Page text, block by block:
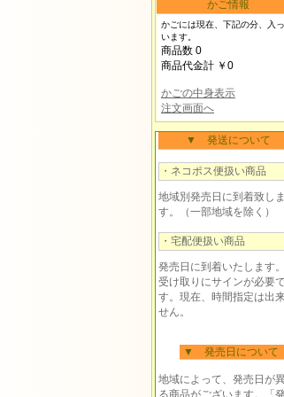
かご情報
かごには現在、下記の分、入
います。
商品数 0
商品代金計 ￥0
かごの中身表示
注文画面へ
▼ 発送について
・ネコポス便扱い商品
地域別発売日に到着致しま
す。（一部地域を除く）
・宅配便扱い商品
発売日に到着いたします
受け取りにサインが必要
す。現在、時間指定は出
せん。
▼ 発売日について
地域によって、発売日が
る商品がございます。「